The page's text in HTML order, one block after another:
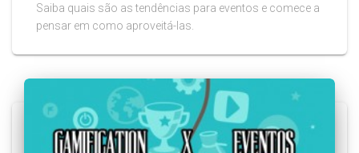
Saiba quais são as tendências para eventos e comece a
pensar em como aproveitá-las.